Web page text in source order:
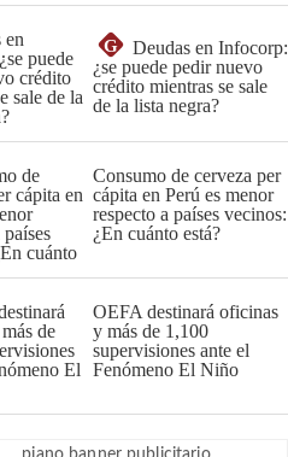
G
Deudas en Infocorp:
¿se puede pedir nuevo
crédito mientras se sale
de la lista negra?
Consumo de cerveza per
cápita en Perú es menor
respecto a países vecinos:
¿En cuánto está?
OEFA destinará oficinas
y más de 1,100
supervisiones ante el
Fenómeno El Niño